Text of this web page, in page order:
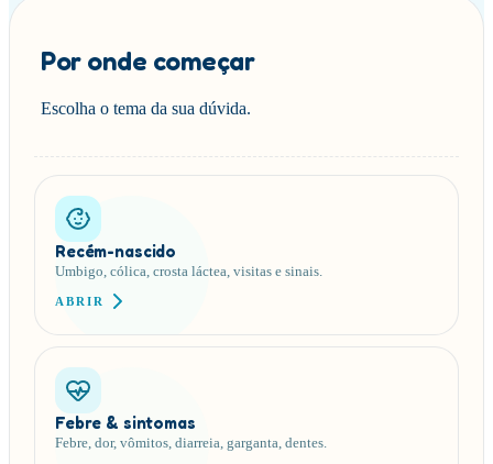
Por onde começar
Escolha o tema da sua dúvida.
Recém-nascido
Umbigo, cólica, crosta láctea, visitas e sinais.
ABRIR
Febre & sintomas
Febre, dor, vômitos, diarreia, garganta, dentes.